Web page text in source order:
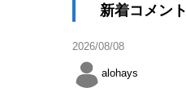
新着コメント
2026/08/08
alohays